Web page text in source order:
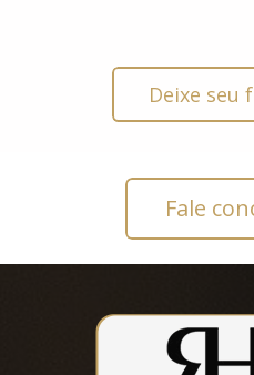
Deixe seu
Fale